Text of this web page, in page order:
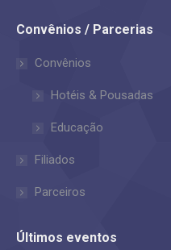
opens
window
opens
window
Convênios / Parcerias
Convênios
Hotéis & Pousadas
Educação
Filiados
Parceiros
Últimos eventos